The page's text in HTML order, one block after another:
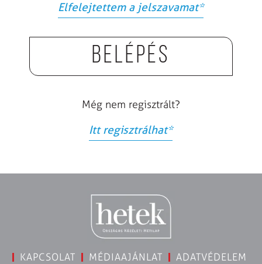
Elfelejtettem a jelszavamat*
Belépés
Még nem regisztrált?
Itt regisztrálhat*
KAPCSOLAT MÉDIAAJÁNLAT
ADATVÉDELEM